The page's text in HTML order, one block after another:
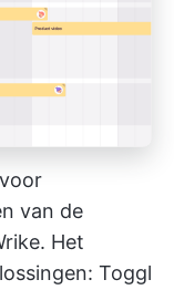
van de
Het
Toggl